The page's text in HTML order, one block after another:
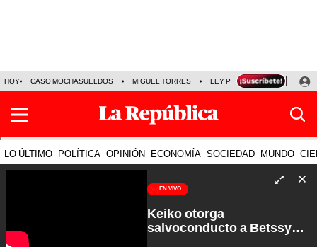
HOY CASO MOCHASUELDOS MIGUEL TORRES LEY PULPÍN PRECIO DEL
LO ÚLTIMO POLÍTICA OPINIÓN ECONOMÍA SOCIEDAD MUNDO
EN VIVO
Keiko otorga
salvoconducto a Betssy